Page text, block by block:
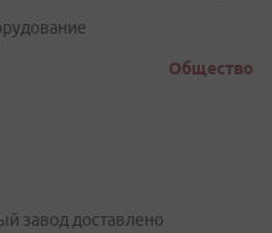
Общество
завод доставлено